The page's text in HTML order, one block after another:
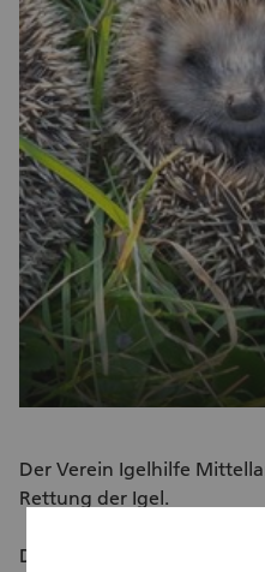
Der Verein Igelhilfe
Rettung der Igel.
Die Igelstation Igelhilfe